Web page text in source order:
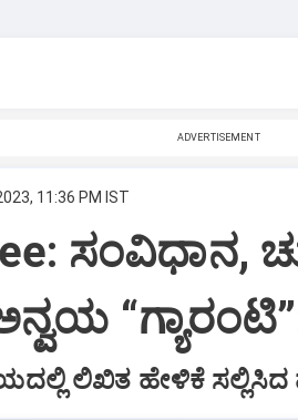
ADVERTISEMENT
11:36 PM IST
ಲಿಖಿತ ಹೇಳಿಕೆ ಸಲ್ಲಿಸಿದ